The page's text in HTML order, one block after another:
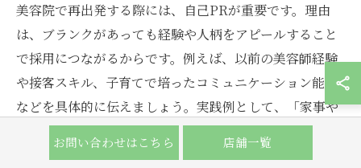
美容院で再出発する際には、自己PRが重要です。理由
は、ブランクがあっても経験や人柄をアピールすること
で採用につながるからです。例えば、以前の美容師経験
や接客スキル、子育てで培ったコミュニケーション能力
などを具体的に伝えましょう。実践例として、「家事や
育児を通じて効率的に物事を進める力が身についた」と
お問い合わせはこちら 店舗一覧